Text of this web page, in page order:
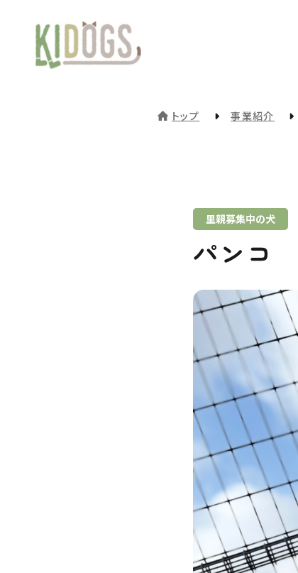
トップ 事業紹介
里親募集中の犬
パンコ